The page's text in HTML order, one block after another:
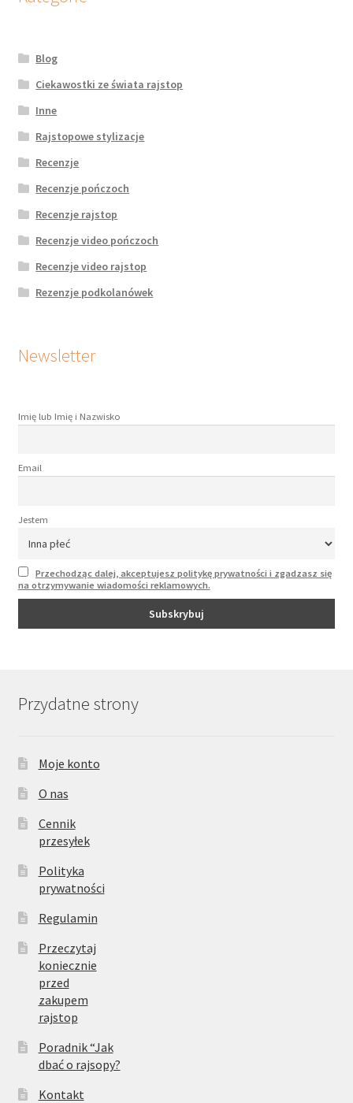
Blog
Ciekawostki ze świata rajstop
Inne
Rajstopowe stylizacje
Recenzje
Recenzje pończoch
Recenzje rajstop
Recenzje video pończoch
Recenzje video rajstop
Rezenzje podkolanówek
Newsletter
Imię lub Imię i Nazwisko
Email
Jestem
Przechodząc dalej, akceptujesz politykę prywatności i zgadzasz się
na otrzymywanie wiadomości reklamowych.
Przydatne strony
Moje konto
O nas
Cennik
przesyłek
Polityka
prywatności
Regulamin
Przeczytaj
koniecznie
przed
zakupem
rajstop
Poradnik “Jak
dbać o rajsopy?
Kontakt